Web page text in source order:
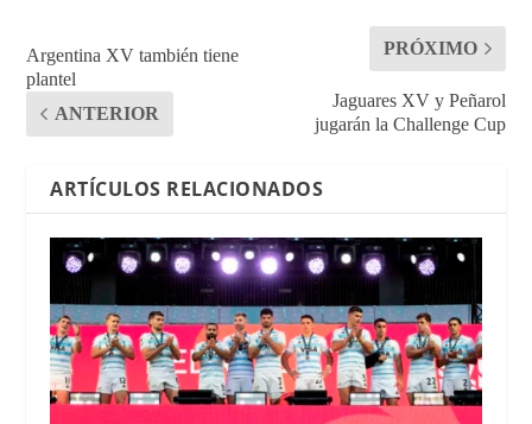
Argentina XV también tiene
plantel
ANTERIOR
PRÓXIMO
Jaguares XV y Peñarol
jugarán la Challenge Cup
ARTÍCULOS RELACIONADOS